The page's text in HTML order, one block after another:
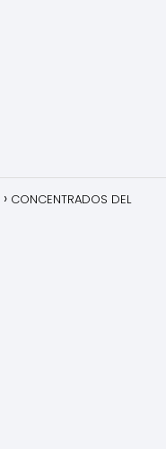
CONCENTRADOS DEL